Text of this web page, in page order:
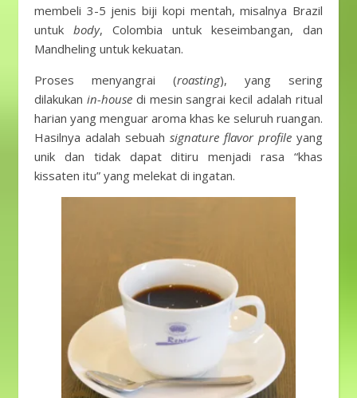
membeli 3-5 jenis biji kopi mentah, misalnya Brazil
untuk body, Colombia untuk keseimbangan, dan
Mandheling untuk kekuatan.
Proses menyangrai (roasting), yang sering
dilakukan in-housedi mesin sangrai kecil adalah ritual
harian yang menguar aroma khas ke seluruh ruangan.
Hasilnya adalah sebuah signature flavor profile yang
unik dan tidak dapat ditiru menjadi rasa “khas
kissaten itu” yang melekat di ingatan.